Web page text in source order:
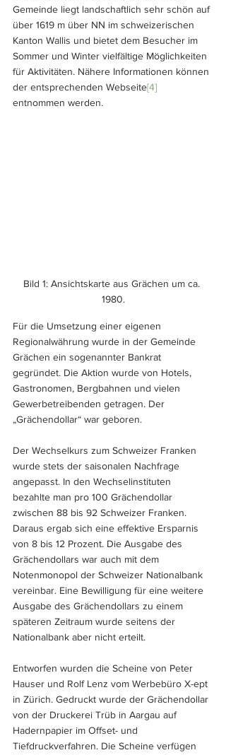
Gemeinde liegt landschaftlich sehr schön auf
über 1619 m über NN im schweizerischen
Kanton Wallis und bietet dem Besucher im
Sommer und Winter vielfältige Möglichkeiten
für Aktivitäten. Nähere Informationen können
der entsprechenden Webseite[4]
entnommen werden.
Bild 1: Ansichtskarte aus Grächen um ca.
1980.
Für die Umsetzung einer eigenen
Regionalwährung wurde in der Gemeinde
Grächen ein sogenannter Bankrat
gegründet. Die Aktion wurde von Hotels,
Gastronomen, Bergbahnen und vielen
Gewerbetreibenden getragen. Der
„Grächendollar“ war geboren.
Der Wechselkurs zum Schweizer Franken
wurde stets der saisonalen Nachfrage
angepasst. In den Wechselinstituten
bezahlte man pro 100 Grächendollar
zwischen 88 bis 92 Schweizer Franken.
Daraus ergab sich eine effektive Ersparnis
von 8 bis 12 Prozent. Die Ausgabe des
Grächendollars war auch mit dem
Notenmonopol der Schweizer Nationalbank
vereinbar. Eine Bewilligung für eine weitere
Ausgabe des Grächendollars zu einem
späteren Zeitraum wurde seitens der
Nationalbank aber nicht erteilt.
Entworfen wurden die Scheine von Peter
Hauser und Rolf Lenz vom Werbebüro X-ept
in Zürich. Gedruckt wurde der Grächendollar
von der Druckerei Trüb in Aargau auf
Hadernpapier im Offset- und
Tiefdruckverfahren. Die Scheine verfügen